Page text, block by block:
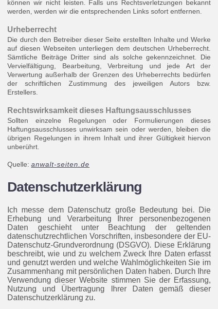
können wir nicht leisten. Falls uns Rechtsverletzungen bekannt
werden, werden wir die entsprechenden Links sofort entfernen.
Urheberrecht
Die durch den Betreiber dieser Seite erstellten Inhalte und Werke
auf diesen Webseiten unterliegen dem deutschen Urheberrecht.
Sämtliche Beiträge Dritter sind als solche gekennzeichnet. Die
Vervielfältigung, Bearbeitung, Verbreitung und jede Art der
Verwertung außerhalb der Grenzen des Urheberrechts bedürfen
der schriftlichen Zustimmung des jeweiligen Autors bzw.
Erstellers.
Rechtswirksamkeit dieses Haftungsausschlusses
Sollten einzelne Regelungen oder Formulierungen dieses
Haftungsausschlusses unwirksam sein oder werden, bleiben die
übrigen Regelungen in ihrem Inhalt und ihrer Gültigkeit hiervon
unberührt.
Quelle: anwalt-seiten.de
Datenschutzerklärung
Ich messe dem Datenschutz große Bedeutung bei. Die
Erhebung und Verarbeitung Ihrer personenbezogenen
Daten geschieht unter Beachtung der geltenden
datenschutzrechtlichen Vorschriften, insbesondere der EU-
Datenschutz-Grundverordnung (DSGVO). Diese Erklärung
beschreibt, wie und zu welchem Zweck Ihre Daten erfasst
und genutzt werden und welche Wahlmöglichkeiten Sie im
Zusammenhang mit persönlichen Daten haben. Durch Ihre
Verwendung dieser Website stimmen Sie der Erfassung,
Nutzung und Übertragung Ihrer Daten gemäß dieser
Datenschutzerklärung zu.